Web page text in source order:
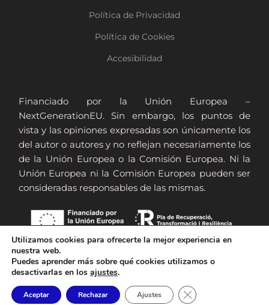
Política de Privacidad
Política de Cookies
Accesibilidad
Financiado por la Unión Europea –
NextGenerationEU. Sin embargo, los puntos de
vista y las opiniones expresadas son únicamente los
del autor o autores y no reflejan necesariamente los
de la Unión Europea o la Comisión Europea. Ni la
Unión Europea ni la Comisión Europea pueden ser
consideradas responsables de las mismas.
© 2026 - VISIO3 - Centro de Optometría y Terapia
Visual
Contacto
Utilizamos cookies para ofrecerte la mejor experiencia en
nuestra web.
Puedes aprender más sobre qué cookies utilizamos o
desactivarlas en los ajustes.
Aceptar Rechazar Ajustes Cerrar el banner de